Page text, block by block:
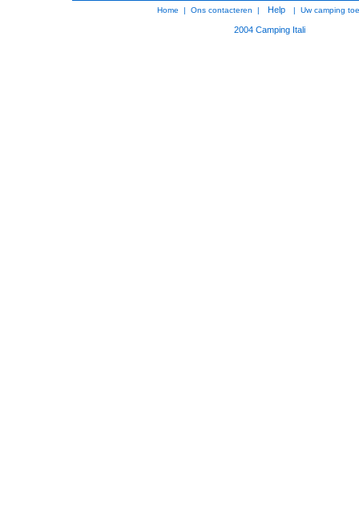
Home | Ons contacteren | Help | Uw camping
2004 Camping Itali